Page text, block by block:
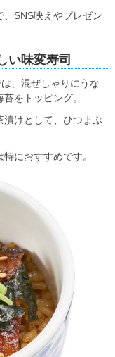
SNS映えやプレゼン
い味変寿司
、混ぜしゃりにうな
をトッピング。
けとして、ひつまぶ
におすすめです。